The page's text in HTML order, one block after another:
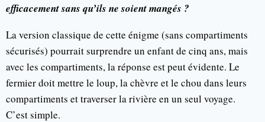
efficacement sans qu’ils ne soient mangés ?
La version classique de cette énigme (sans compartiments
sécurisés) pourrait surprendre un enfant de cinq ans, mais
avec les compartiments, la réponse est peut évidente. Le
fermier doit mettre le loup, la chèvre et le chou dans leurs
compartiments et traverser la rivière en un seul voyage.
C’est simple.